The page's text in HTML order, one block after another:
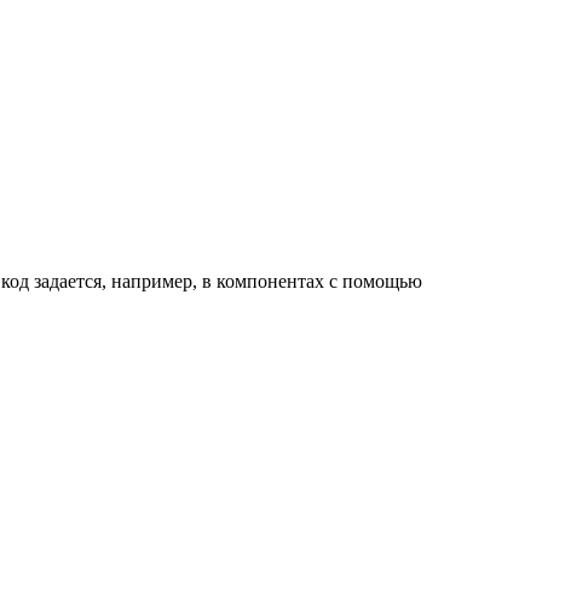
задается, например, в компонентах с помощью